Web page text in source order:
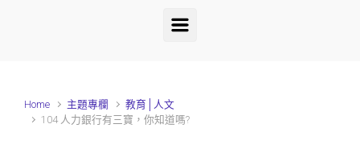
Home 主題專欄
教育│人文
104 人力銀行有三寶，你知道嗎?